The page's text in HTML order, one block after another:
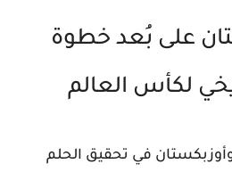
على بُعد خطوة
لكأس العالم
في تحقيق الحلم